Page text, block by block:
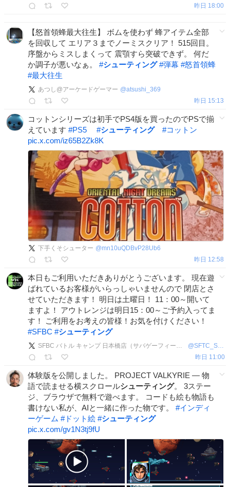
昨日 18:00
【怒首領蜂最大往生】 ボムを使わず 蜂アイテム全部
を回収して エリア３までノーミスクリア！ 515回目。
序盤からミスしまくって 震顎すら突破できず。 何だ
か調子が悪いなぁ。 #シューティング #弾幕 #怒首領蜂
#最大往生
あつし@アーケードゲーマー @atsushi_369
昨日 15:13
コットンシリーズは初手でPS4版を買ったのでPSで揃
えています #PS5 #シューティング #コットン
pic.x.com/iz65B2Zk8K
下手くそシューター @mn10uQDBvP28Ub6
昨日 12:58
本日もご利用いただきありがとうございます。 現在遊
ばれているお客様がいらっしゃいませんので 閉店とさ
せていただきます！ 明日は土曜日！ 11：00～開いて
ますよ！ アウトレンジは明日15：00～ご予約入ってま
す！ ご利用をお考えの皆様！お気を付けください！
#SFBC #シューティング
SFBC バトル キャンプ 日本橋店（サバゲーフィールド＆シューティングレンジ） @SFTC_SFBC
昨日 11:00
体験版を公開しました。 PROJECT VALKYRIE ― 物
語で読ませる横スクロールシューティング。 3ステー
ジ、ブラウザで無料で遊べます。 コードも絵も物語も
書けない私が、AIと一緒に作った物です。 #インディ
ーゲーム #ドット絵 #シューティング
pic.x.com/gv1N3tj9fU